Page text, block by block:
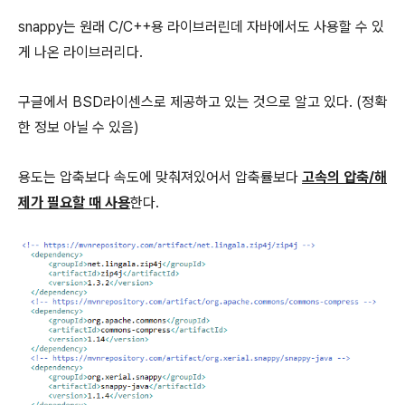
snappy는 원래 C/C++용 라이브러린데 자바에서도 사용할 수 있
게 나온 라이브러리다.
구글에서 BSD라이센스로 제공하고 있는 것으로 알고 있다. (정확
한 정보 아닐 수 있음)
용도는 압축보다 속도에 맞춰져있어서 압축률보다 고속의 압축/해
제가 필요할 때 사용한다.